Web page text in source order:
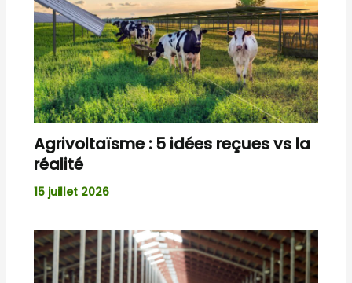
Agrivoltaïsme : 5 idées reçues vs la
réalité
15 juillet 2026